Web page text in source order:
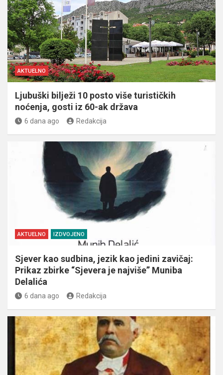
AKTUELNO
Ljubuški bilježi 10 posto više turističkih
noćenja, gosti iz 60-ak država
6 dana ago Redakcija
AKTUELNO IZDVOJENO
Sjever kao sudbina, jezik kao jedini zavičaj:
Prikaz zbirke “Sjevera je najviše” Muniba
Delalića
6 dana ago Redakcija